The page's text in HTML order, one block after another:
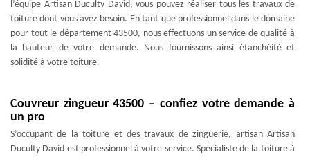
l’équipe Artisan Duculty David, vous pouvez réaliser tous les travaux de
toiture dont vous avez besoin. En tant que professionnel dans le domaine
pour tout le département 43500, nous effectuons un service de qualité à
la hauteur de votre demande. Nous fournissons ainsi étanchéité et
solidité à votre toiture.
Couvreur zingueur 43500 – confiez votre demande à
un pro
S’occupant de la toiture et des travaux de zinguerie, artisan Artisan
Duculty David est professionnel à votre service. Spécialiste de la toiture à